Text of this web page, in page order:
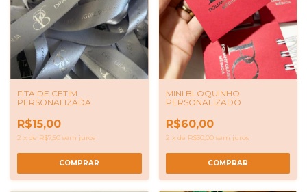
FITA DE CETIM
PERSONALIZADA
R$15,00
2 x de R$7,50 sem juros
COMPRAR
MINI BLOQUINHO
PERSONALIZADO
R$60,00
2 x de R$30,00 sem juros
COMPRAR